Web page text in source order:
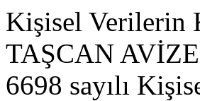
Kişisel Verilerin
TAŞCAN
6698 sayılı